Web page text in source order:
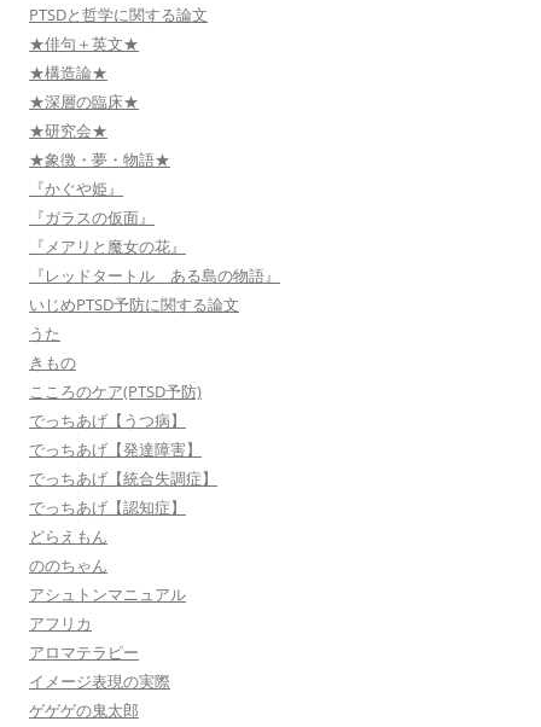
PTSDと哲学に関する論文
★俳句＋英文★
★構造論★
★深層の臨床★
★研究会★
★象徴・夢・物語★
『かぐや姫』
『ガラスの仮面』
『メアリと魔女の花』
『レッドタートル ある島の物語』
いじめPTSD予防に関する論文
うた
きもの
こころのケア(PTSD予防)
でっちあげ【うつ病】
でっちあげ【発達障害】
でっちあげ【統合失調症】
でっちあげ【認知症】
どらえもん
ののちゃん
アシュトンマニュアル
アフリカ
アロマテラピー
イメージ表現の実際
ゲゲゲの鬼太郎